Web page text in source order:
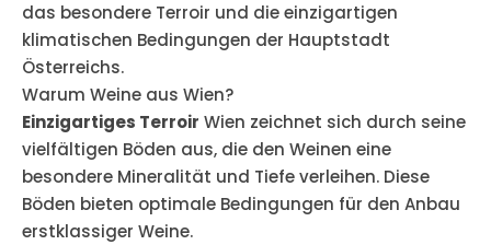
das besondere Terroir und die einzigartigen
klimatischen Bedingungen der Hauptstadt
Österreichs.
Warum Weine aus Wien?
Einzigartiges Terroir Wien zeichnet sich durch seine
vielfältigen Böden aus, die den Weinen eine
besondere Mineralität und Tiefe verleihen. Diese
Böden bieten optimale Bedingungen für den Anbau
erstklassiger Weine.